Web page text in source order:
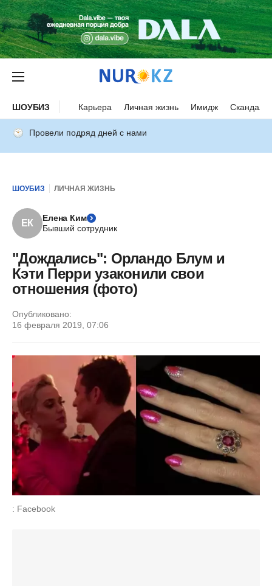
ШОУБИЗ Карьера Личная жизнь Имидж Скандалы
Провели подряд дней с нами
ШОУБИЗ ЛИЧНАЯ ЖИЗНЬ
ЕК
Елена Ким
Бывший сотрудник
"Дождались": Орландо Блум и
Кэти Перри узаконили свои
отношения (фото)
Опубликовано:
16 февраля 2019, 07:06
: Facebook